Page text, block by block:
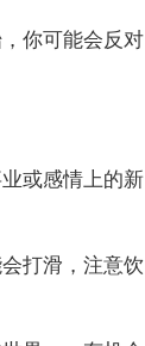
你可能会反对
或感情上的新
打滑，注意饮